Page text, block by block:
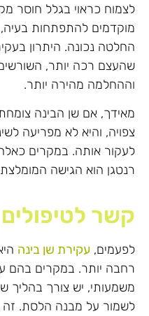
לצמוח כראוי בגלל חוסר
מוקדמים להתפתחות בעיה,
החלטה נכונה. היתרון
שהעצם רכה יותר,
וההחלמה מהירה יותר.
מאידך, אם שן הבינה צומחת
צפויה, והיא לא מפריעה
לעקור אותה. במקרים
רנטגן הוא הגישה
קשר
לפעמים, עקירת שן בינה
רחבה יותר. במקרים בהם
משמעותי, יש צורך בהליך
לשמור על מבנה הלסת. זה